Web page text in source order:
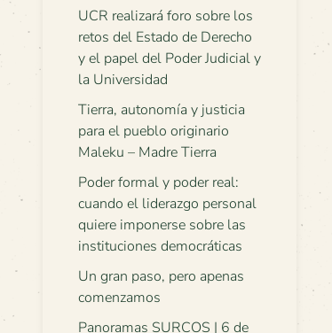
UCR realizará foro sobre los
retos del Estado de Derecho
y el papel del Poder Judicial y
la Universidad
Tierra, autonomía y justicia
para el pueblo originario
Maleku – Madre Tierra
Poder formal y poder real:
cuando el liderazgo personal
quiere imponerse sobre las
instituciones democráticas
Un gran paso, pero apenas
comenzamos
Panoramas SURCOS | 6 de